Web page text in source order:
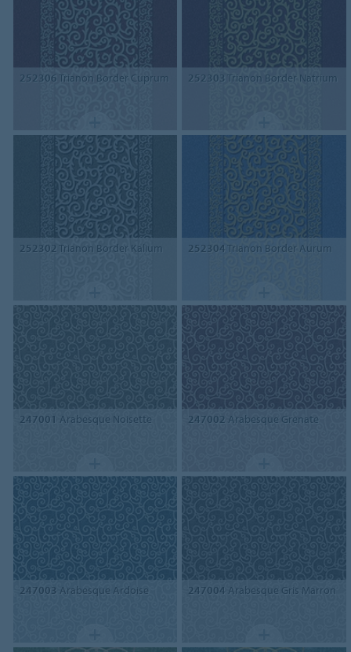
252306Trianon Border Cuprum 252303 Trianon Border Natrium
252302Trianon Border Kalium 252304Trianon Border Aurum
247001 Arabesque Noisette 247002 Arabesque Grenate
247003 Arabesque Ardoise 247004 Arabesque Gris Marron